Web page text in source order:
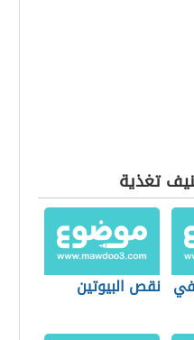
تغذية
نقص البيوتين